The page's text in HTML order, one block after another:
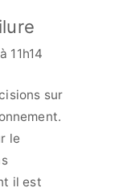
11h14
sur
le
il est